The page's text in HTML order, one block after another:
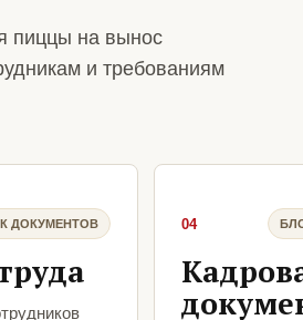
пиццы на вынос
и требованиям
ДОКУМЕНТОВ 04